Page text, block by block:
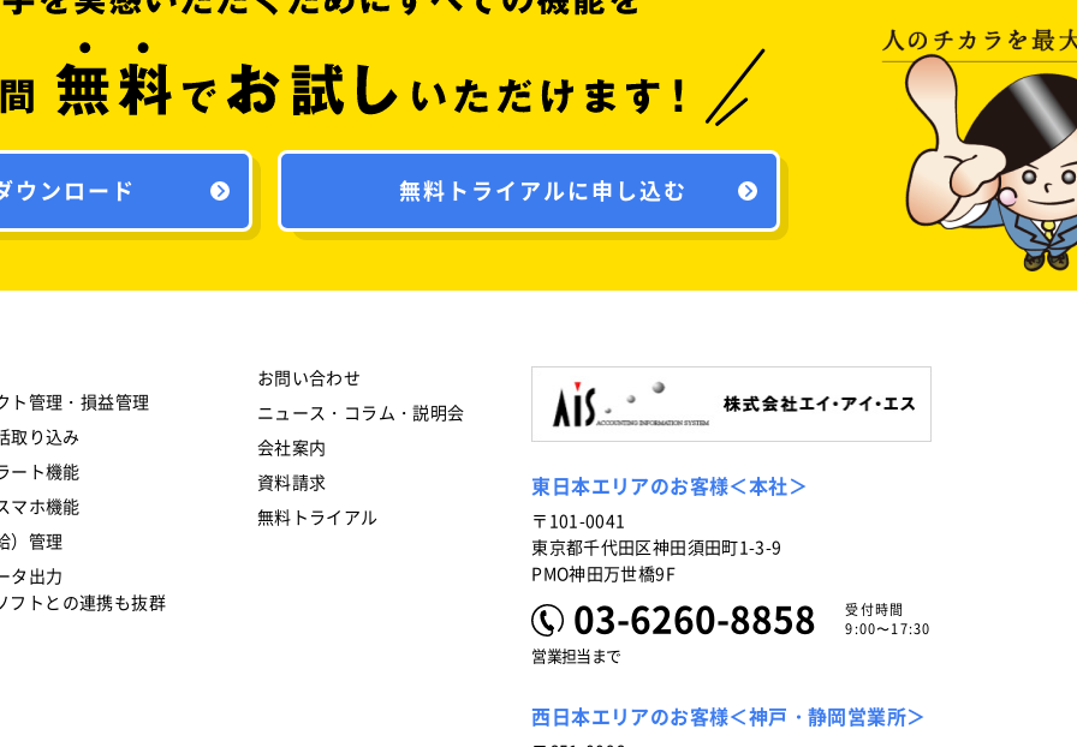
ウンロード 無料トライアルに申し込む
ト管理・損益管理
取り込み
ート機能
マホ機能
）管理
タ出力
トとの連携も抜群
お問い合わせ
ニュース・コラム・説明会
会社案内
資料請求
無料トライアル
東日本エリアのお客様＜本社＞
〒101-0041
東京都千代田区神田須田町1-3-9
PMO神田万世橋9F
03-6260-8858
受付時間
9:00〜17:30
営業担当まで
西日本エリアのお客様＜神戸・静岡営業所＞